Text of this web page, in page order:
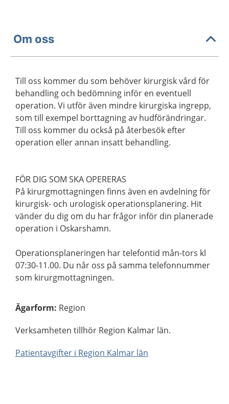
Om oss
Till oss kommer du som behöver kirurgisk vård för
behandling och bedömning inför en eventuell
operation. Vi utför även mindre kirurgiska ingrepp,
som till exempel borttagning av hudförändringar.
Till oss kommer du också på återbesök efter
operation eller annan insatt behandling.
FÖR DIG SOM SKA OPERERAS
På kirurgmottagningen finns även en avdelning för
kirurgisk- och urologisk operationsplanering. Hit
vänder du dig om du har frågor inför din planerade
operation i Oskarshamn.
Operationsplaneringen har telefontid mån-tors kl
07:30-11.00. Du når oss på samma telefonnummer
som kirurgmottagningen.
Ägarform: Region
Verksamheten tillhör Region Kalmar län.
Patientavgifter i Region Kalmar län